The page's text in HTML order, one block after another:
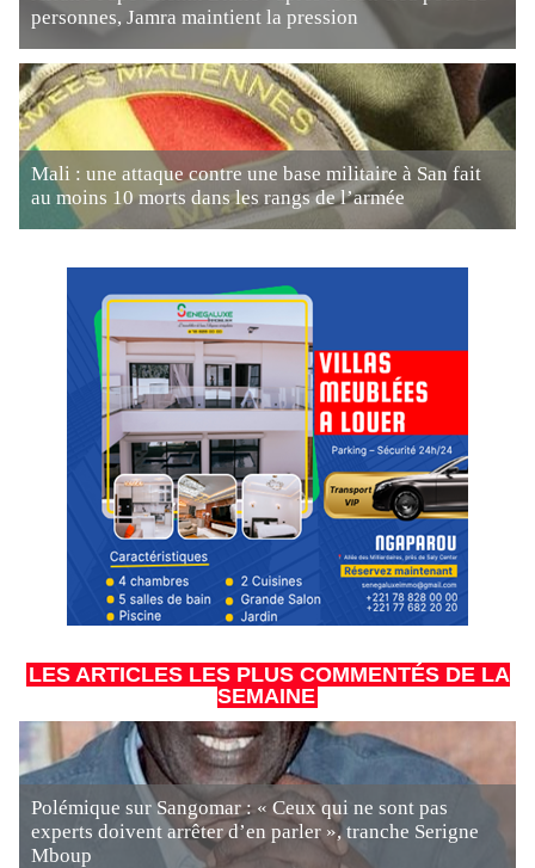
personnes, Jamra maintient la pression
Mali : une attaque contre une base militaire à San fait
au moins 10 morts dans les rangs de l’armée
LES ARTICLES LES PLUS COMMENTÉS DE LA
SEMAINE
Polémique sur Sangomar : « Ceux qui ne sont pas
experts doivent arrêter d’en parler », tranche Serigne
Mboup